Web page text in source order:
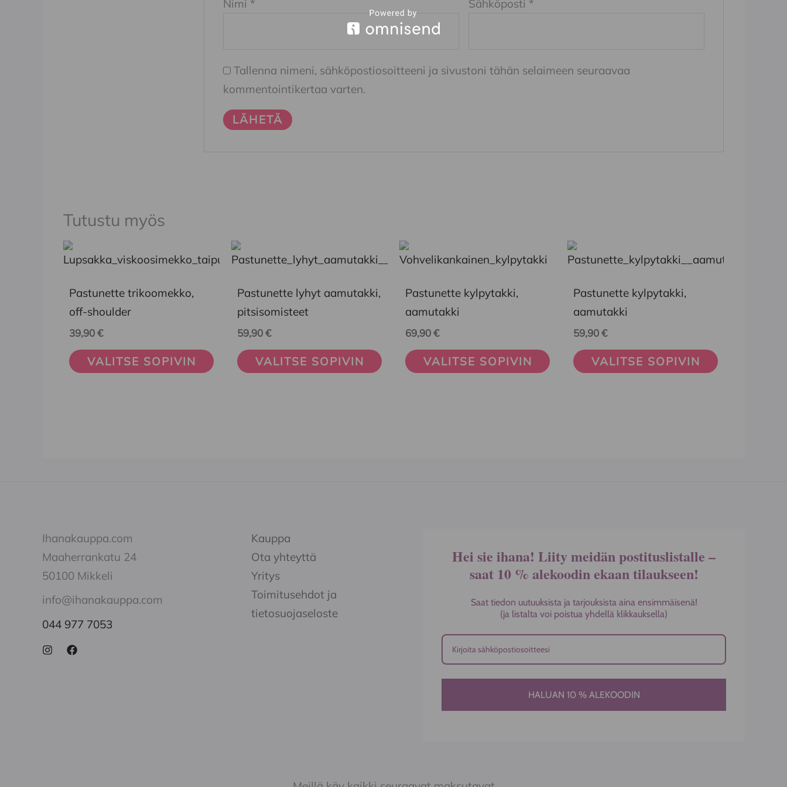
Nimi * Sähköposti *
Tallenna nimeni, sähköpostiosoitteeni ja sivustoni tähän selaimeen seuraavaa
kommentointikertaa varten.
Tutustu myös
Pastunette trikoomekko,
off-shoulder
39,90€
VALITSE SOPIVIN
Tällä
tuotteella
on
useampi
tehdä
Pastunette lyhyt aamutakki,
pitsisomisteet
59,90€
VALITSE SOPIVIN
Tällä
tuotteella
on
useampi
tehdä
Pastunette kylpytakki,
aamutakki
69,90€
VALITSE SOPIVIN
Tällä
tuotteella
on
useampi
tehdä
Pastunette kylpytakki,
aamutakki
59,90€
VALITSE SOPIVIN
Tällä
tuotteella
on
useampi
tehdä
Ihanakauppa.com
Maaherrankatu 24
50100 Mikkeli
info@ihanakauppa.com
044 977 7053
Kauppa
Ota yhteyttä
Yritys
Toimitusehdot ja
tietosuojaseloste
Hei sie ihana! Liity meidän postituslistalle –
saat 10 % alekoodin ekaan tilaukseen!
Saat tiedon uutuuksista ja tarjouksista aina ensimmäisenä!
(ja listalta voi poistua yhdellä klikkauksella)
HALUAN 10 % ALEKOODIN